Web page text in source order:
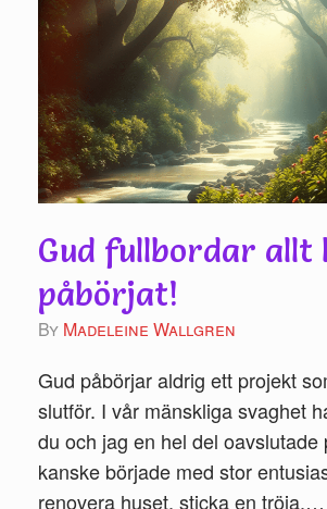
Gud fullbordar allt
påbörjat!
by Madeleine Wallgren
Gud påbörjar aldrig ett projekt
slutför. I vår mänskliga svaghet
du och jag en hel del oavslutade
kanske började med stor
renovera huset, sticka en tröja,…